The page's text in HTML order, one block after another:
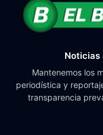
Noticias
Mantenemos los
periodística y
transparencia